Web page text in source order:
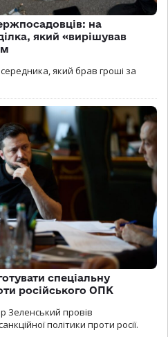
на
який «вирішував
який брав гроші за
спеціальну
російського ОПК
Зеленський провів
політики проти росії.